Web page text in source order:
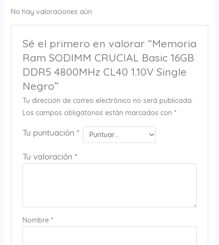
No hay valoraciones aún.
Sé el primero en valorar “Memoria
Ram SODIMM CRUCIAL Basic 16GB
DDR5 4800MHz CL40 1.10V Single
Negro”
Tu dirección de correo electrónico no será publicada.
Los campos obligatorios están marcados con *
Tu puntuación *
Tu valoración *
Nombre *